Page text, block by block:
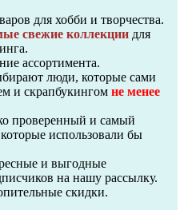
для хобби и творчества.
свежие коллекции для
ассортимента.
люди, которые сами
и скрапбукингом не менее
проверенный и самый
использовали бы
и выгодные
на нашу рассылку.
скидки.